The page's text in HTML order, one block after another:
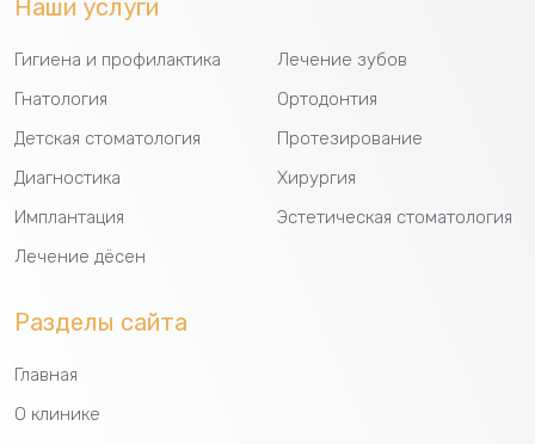
Разделы сайта
Главная
О клинике
Наши услуги
Гигиена и профилактика
Гнатология
Детская стоматология
Диагностика
Имплантация
Лечение дёсен
Лечение зубов
Ортодонтия
Протезирование
Хирургия
Эстетическая стоматология